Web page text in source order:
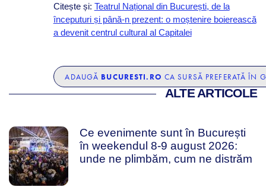
Citește și: Teatrul Național din București, de la
începuturi și până-n prezent: o moștenire boierească
a devenit centrul cultural al Capitalei
ADAUGĂ BUCURESTI.RO CA SURSĂ PREFERATĂ ÎN
ALTE ARTICOLE
Ce evenimente sunt în București
în weekendul 8-9 august 2026:
unde ne plimbăm, cum ne distrăm